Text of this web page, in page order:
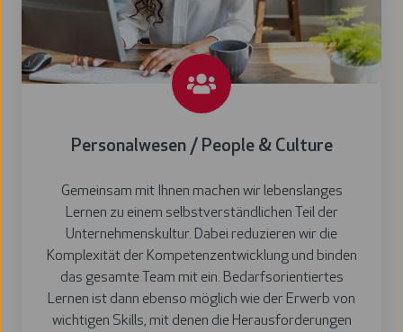
Personalwesen / People & Culture
Gemeinsam mit Ihnen machen wir lebenslanges
Lernen zu einem selbstverständlichen Teil der
Unternehmenskultur. Dabei reduzieren wir die
Komplexität der Kompetenzentwicklung und binden
das gesamte Team mit ein. Bedarfsorientiertes
Lernen ist dann ebenso möglich wie der Erwerb von
wichtigen Skills, mit denen die Herausforderungen